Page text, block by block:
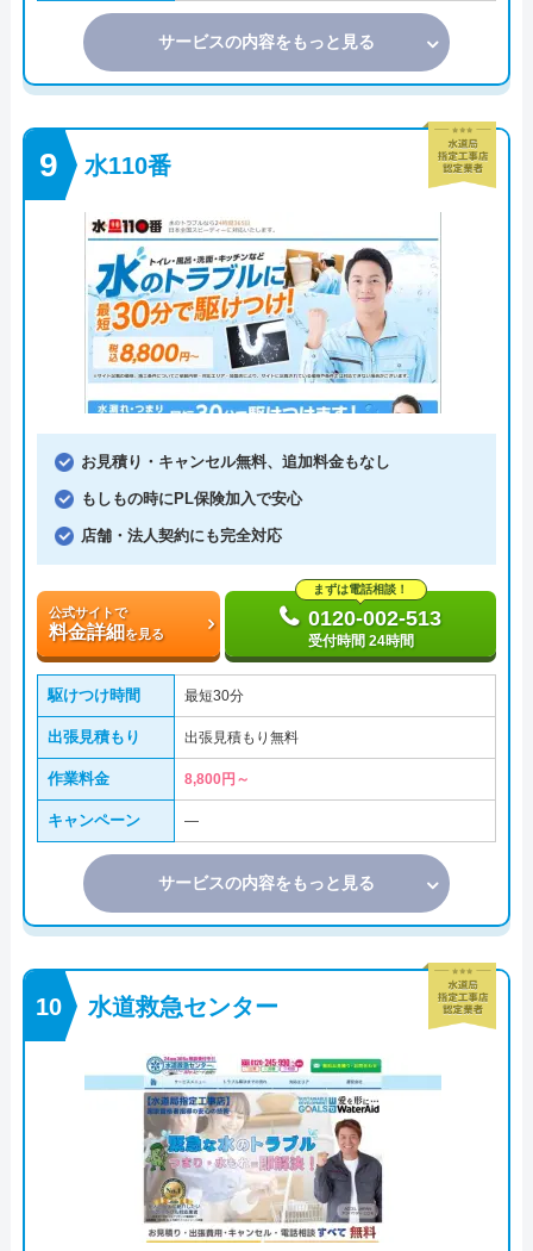
サービスの内容をもっと見る
水110番
お見積り・キャンセル無料、追加料金もなし
もしもの時にPL保険加入で安心
店舗・法人契約にも完全対応
公式サイトで
料金詳細を見る
まずは電話相談！
0120-002-513
受付時間 24時間
駆けつけ時間 最短30分
出張見積もり 出張見積もり無料
作業料金 8,800円～
キャンペーン ―
サービスの内容をもっと見る
水道救急センター